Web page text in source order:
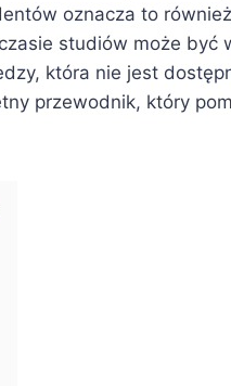
oznacza to również
studiów może być
która nie jest
przewodnik, który